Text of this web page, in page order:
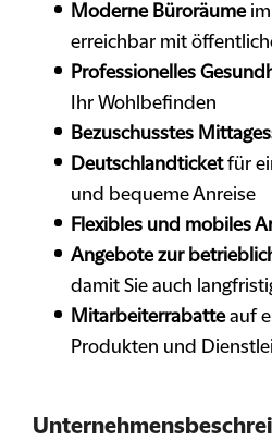
Moderne Büroräumeim
erreichbar mit
Professionelles
Ihr Wohlbefinden
Bezuschusstes
Deutschlandticketfür
und bequeme Anreise
Flexibles und mobiles
Angebote zur
damit Sie auch
Mitarbeiterrabatteauf
Produkten und